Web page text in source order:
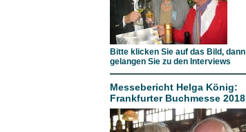
Bitte klicken Sie auf das Bild, dann
gelangen Sie zu den Interviews
Messebericht Helga König:
Frankfurter Buchmesse 2018